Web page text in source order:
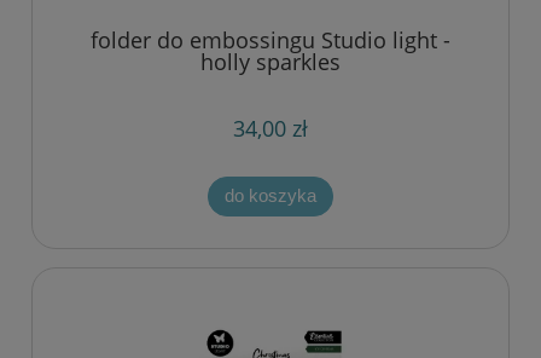
folder do embossingu Studio light -
holly sparkles
34,00 zł
do koszyka